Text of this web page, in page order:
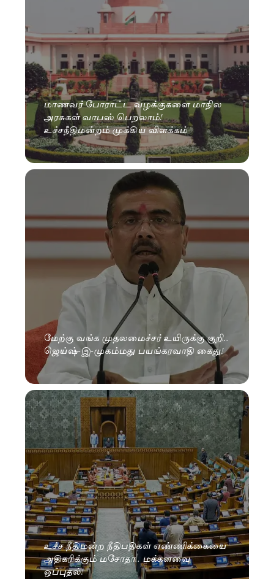
மாணவர் போராட்ட வழக்குகளை மாநில
அரசுகள் வாபஸ் பெறலாம்!
உச்சநீதிமன்றம் முக்கிய விளக்கம்
மேற்கு வங்க முதலமைச்சர் உயிருக்கு குறி..
ஜெய்ஷ்-இ-முகம்மது பயங்கரவாதி கைது!
உச்ச நீதிமன்ற நீதிபதிகள் எண்ணிக்கையை
அதிகரிக்கும் மசோதா.. மக்களவை
ஒப்புதல்!